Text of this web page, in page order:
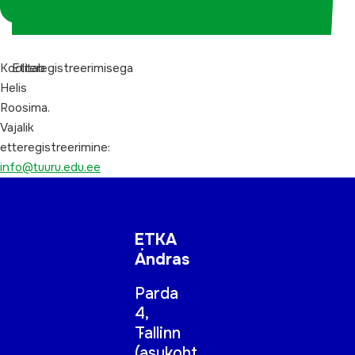
Koolitab
Helis
Roosima.
Vajalik
etteregistreerimine:
info@tuuru.edu.ee
Etteregistreerimisega
ETKA
Andras
Parda
4,
Tallinn